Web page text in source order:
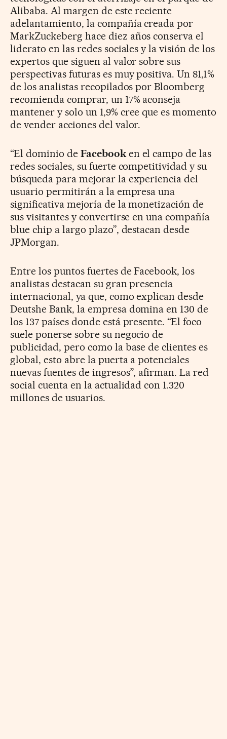
Alibaba. Al margen de este reciente
adelantamiento, la compañía creada por
MarkZuckeberg hace diez años conserva el
liderato en las redes sociales y la visión de los
expertos que siguen al valor sobre sus
perspectivas futuras es muy positiva. Un 81,1%
de los analistas recopilados por Bloomberg
recomienda comprar, un 17% aconseja
mantener y solo un 1,9% cree que es momento
de vender acciones del valor.
“El dominio de Facebooken el campo de las
redes sociales, su fuerte competitividad y su
búsqueda para mejorar la experiencia del
usuario permitirán a la empresa una
significativa mejoría de la monetización de
sus visitantes y convertirse en una compañía
blue chip a largo plazo”, destacan desde
JPMorgan.
Entre los puntos fuertes de Facebook, los
analistas destacan su gran presencia
internacional, ya que, como explican desde
Deutshe Bank, la empresa domina en 130 de
los 137 países donde está presente. “El foco
suele ponerse sobre su negocio de
publicidad, pero como la base de clientes es
global, esto abre la puerta a potenciales
nuevas fuentes de ingresos”, afirman. La red
social cuenta en la actualidad con 1.320
millones de usuarios.